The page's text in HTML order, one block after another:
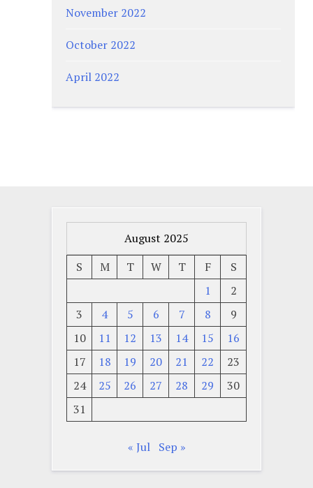
November 2022
October 2022
April 2022
August 2025
S
M T W T F
S
1
2
3
4 5 6 7 8
9
10
11 12 13 14 15
16
17
18 19 20 21 22
23
24
25 26 27 28 29
30
31
« Jul Sep »